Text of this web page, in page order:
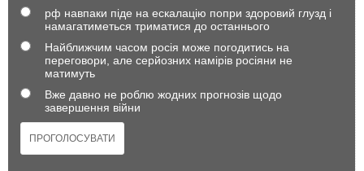
рф навпаки піде на ескалацію попри здоровий глузд і
намагатиметься триматися до останнього
Найближчим часом росія може погодитись на
переговори, але серйозних намірів росіяни не
матимуть
Вже давно не роблю жодних прогнозів щодо
завершення війни